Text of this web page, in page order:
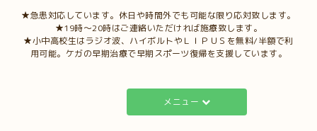
★急患対応しています。休日や時間外でも可能な限り応対致します。
★19時～20時はご連絡いただければ施療致します。
★小中高校生はラジオ波、ハイボルトやＬＩＰＵＳを無料/半額で利
用可能。ケガの早期治療で早期スポーツ復帰を支援しています。
メニュー